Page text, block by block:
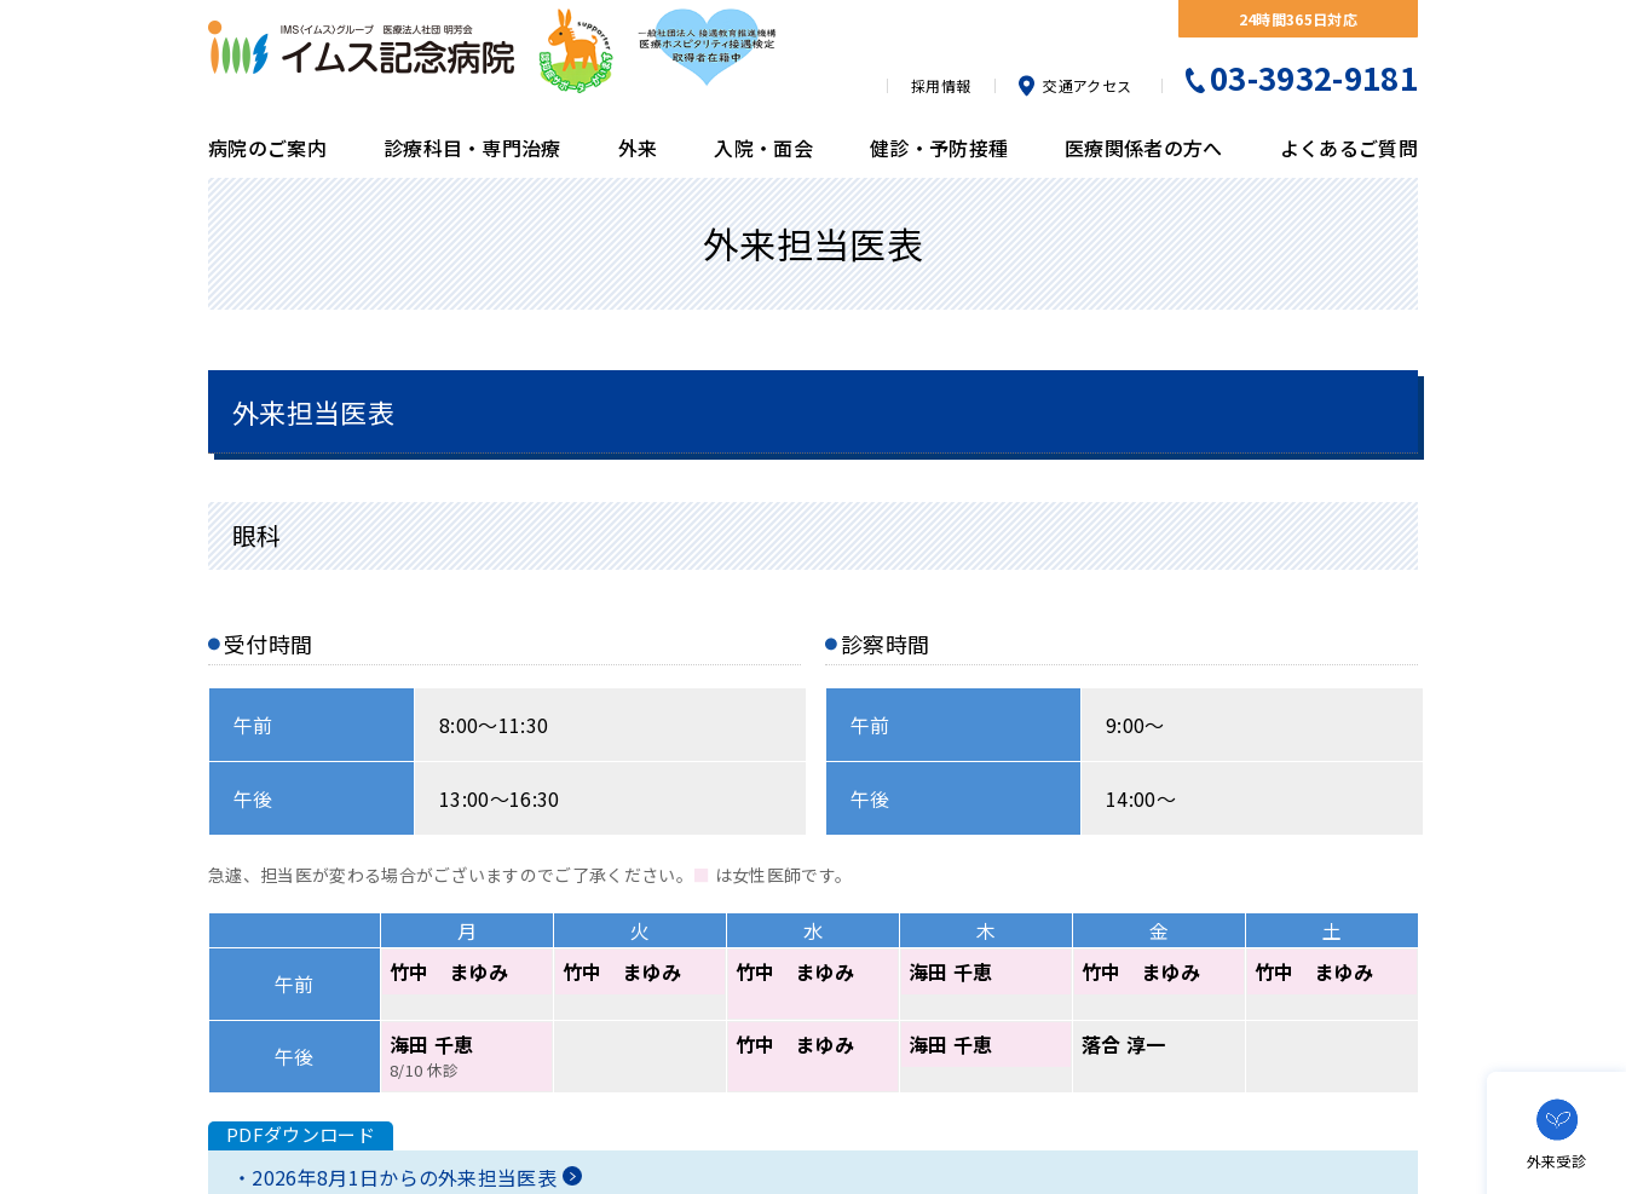
24時間365日対応
採用情報 交通アクセス 03-3932-9181
病院のご案内
院長ごあいさつ・理念
病院概要・沿革
令和6年度 病院指標
臨床研究論文・業績
所属医師一覧
メディア情報
部門紹介
薬剤部 検査科 医事課
栄養科
臨床工学科
放射線科
診療科目・専門治療
糖尿病センター・内分泌代謝科
腎不全・透析センター
睡眠呼吸障害治療（睡眠時無呼吸症候群）
在宅訪問栄養食事指導
内科
血液内科
小児科
整形外科
泌尿器科
皮膚科
外来
受付・診療時間
診療科のご案内
はじめて受診する方
労災・交通事故で受診される方
外来担当医表
臨時の休診・代診
予防接種（成人）
診察予約について
よくあるご質問
人間ドック・予防接種・各種健診のご案内
入院・面会
入院・退院のお手続きと流れ 入院生活について 面会のご案内
健診・予防接種
一般健康診断
企業健診
骨ドック
膝ドック
消化器ドック
予防接種（成人）
ヘリコバクターピロリ菌検診
肺がん検診
内臓脂肪CT検診
医療関係者の方へ
患者様のご紹介方法
検査目的のご紹介方法
栄養指導のご紹介方法 近隣連携医療機関一覧
よくあるご質問
外来受診
外来担当医表
外来担当医表
眼科
受付時間
午前 8:00～11:30
午後 13:00～16:30
診察時間
午前 9:00～
午後 14:00～
急遽、担当医が変わる場合がございますのでご了承ください。 ■ は女性医師です。
月 火 水 木 金
土
午前
竹中 まゆみ 竹中 まゆみ 竹中 まゆみ 海田 千恵 竹中 まゆみ 竹中 まゆみ
午後 海田 千恵
8/10 休診
竹中 まゆみ 海田 千恵 落合 淳一
2026年8月1日からの外来担当医表